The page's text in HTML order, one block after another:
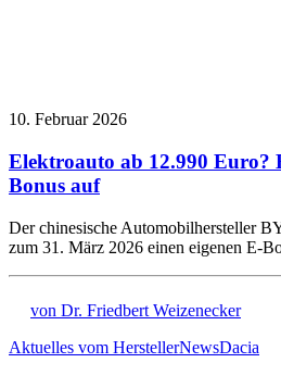
10. Februar 2026
Elektroauto ab 12.990 Euro?
Bonus auf
Der chinesische Automobilhersteller
zum 31. März 2026 einen eigenen E-
von Dr. Friedbert Weizenecker
Aktuelles vom HerstellerNewsDacia